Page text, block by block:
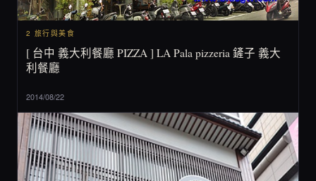
2 旅行與美食
[ 台中 義大利餐廳 PIZZA ] LA Pala pizzeria 鏟子 義大
利餐廳
2014/08/22